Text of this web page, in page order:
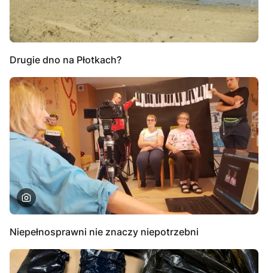
Drugie dno na Płotkach?
Niepełnosprawni nie znaczy niepotrzebni